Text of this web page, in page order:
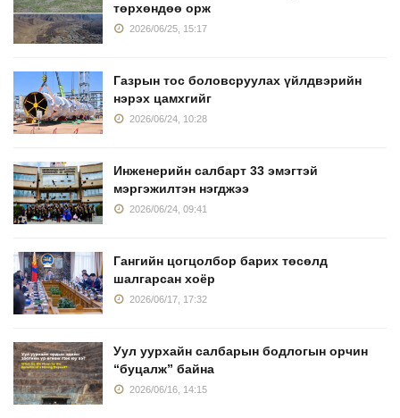
төрхөндөө орж
2026/06/25, 15:17
Газрын тос боловсруулах үйлдвэрийн
нэрэх цамхгийг
2026/06/24, 10:28
Инженерийн салбарт 33 эмэгтэй
мэргэжилтэн нэгджээ
2026/06/24, 09:41
Гангийн цогцолбор барих төсөлд
шалгарсан хоёр
2026/06/17, 17:32
Уул уурхайн салбарын бодлогын орчин
“буцалж” байна
2026/06/16, 14:15